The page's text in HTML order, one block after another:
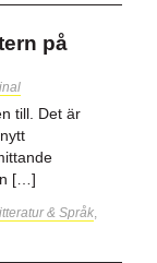
på
till. Det är
[…]
& Språk,